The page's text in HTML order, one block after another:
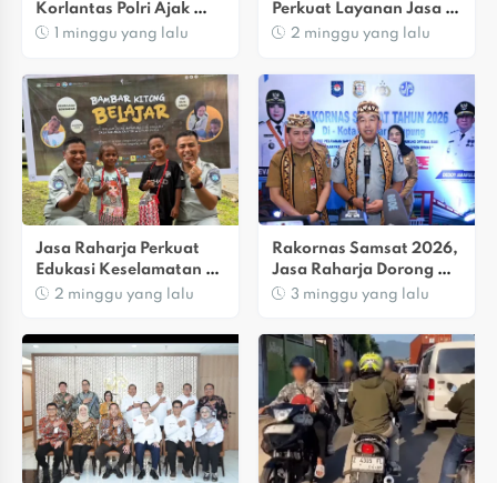
Korlantas Polri Ajak
Masyarakat Akhiri
Budaya Keselamatan
Berlalu Lintas
1 minggu yang lalu
Perkuat Layanan Jasa
Raharja Bagi
2 minggu yang lalu
Jasa Raharja Perkuat
Edukasi Keselamatan
Berlalu Lintas Bagi
Hari Anak Nasional
2026
2 minggu yang lalu
Rakornas Samsat 2026,
Jasa Raharja Dorong
Integrasi Data Untuk
Pajak Kendaraan
Bermotor
3 minggu yang lalu